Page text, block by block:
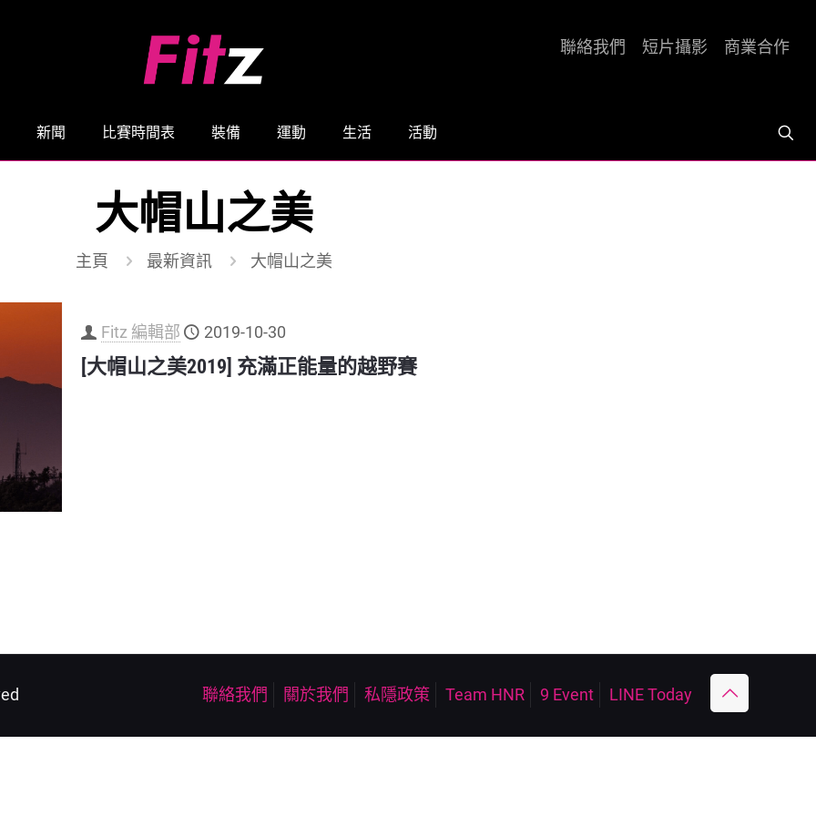
新聞 比賽時間表 裝備 運動 生活 活動
聯絡我們 短片攝影 商業合作
大帽山之美
主頁 最新資訊 大帽山之美
Fitz 編輯部 2019-10-30
[大帽山之美2019] 充滿正能量的越野賽
聯絡我們 關於我們 私隱政策 Team HNR 9 Event LINE Today